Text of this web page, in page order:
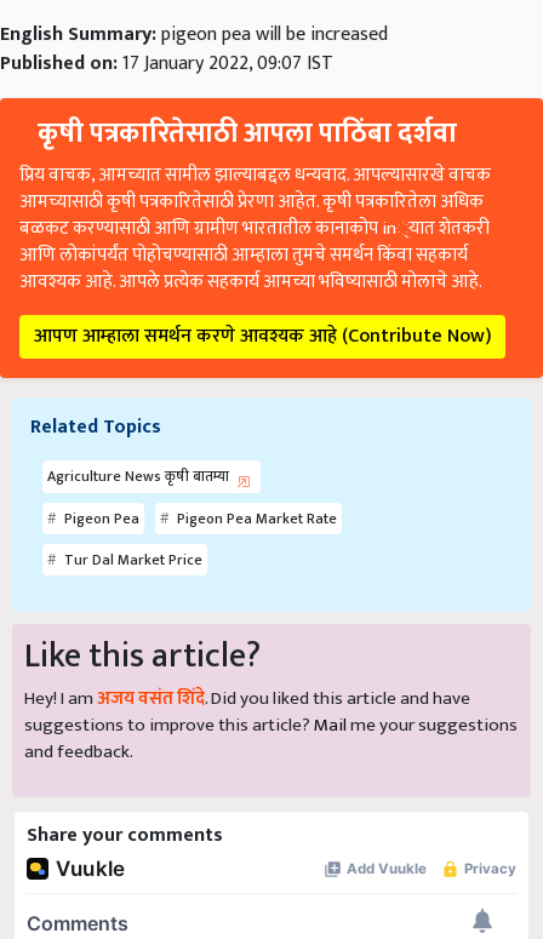
English Summary:pigeon pea will be increased
Published on:17 January 2022, 09:07 IST
कृषी पत्रकारितेसाठी आपला पाठिंबा दर्शवा
प्रिय वाचक, आमच्यात सामील झाल्याबद्दल धन्यवाद. आपल्यासारखे वाचक
आमच्यासाठी कृषी पत्रकारितेसाठी प्रेरणा आहेत. कृषी पत्रकारितेला अधिक
बळकट करण्यासाठी आणि ग्रामीण भारतातील कानाकोप in्यात शेतकरी
आणि लोकांपर्यंत पोहोचण्यासाठी आम्हाला तुमचे समर्थन किंवा सहकार्य
आवश्यक आहे. आपले प्रत्येक सहकार्य आमच्या भविष्यासाठी मोलाचे आहे.
आपण आम्हाला समर्थन करणे आवश्यक आहे (Contribute Now)
Related Topics
Agriculture News कृषी बातम्या
Pigeon Pea
Pigeon Pea Market Rate
Tur Dal Market Price
Like this article?
Hey! I amअजय वसंत शिंदे. Did you liked this article and have
suggestions to improve this article?Mailme your suggestions
and feedback.
Share your comments